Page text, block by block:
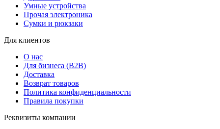
Умные устройства
Прочая электроника
Сумки и рюкзаки
Для клиентов
О нас
Для бизнеса (B2B)
Доставка
Возврат товаров
Политика конфиденциальности
Правила покупки
Реквизиты компании